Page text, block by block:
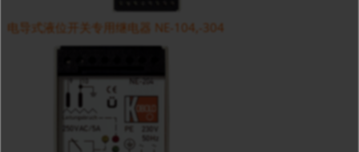
电导式液位开关专用继电器 NE-104,-304